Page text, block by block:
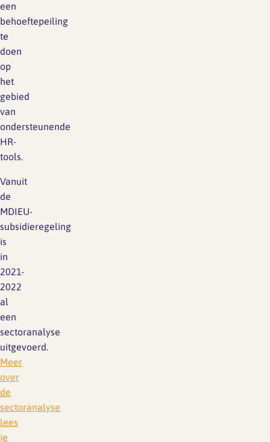
een
behoeftepeiling
te
doen
op
het
gebied
van
ondersteunende
HR-
tools.
Vanuit
de
MDIEU-
subsidieregeling
is
in
2021-
2022
al
een
sectoranalyse
uitgevoerd.
Meer
over
de
sectoranalyse
lees
je